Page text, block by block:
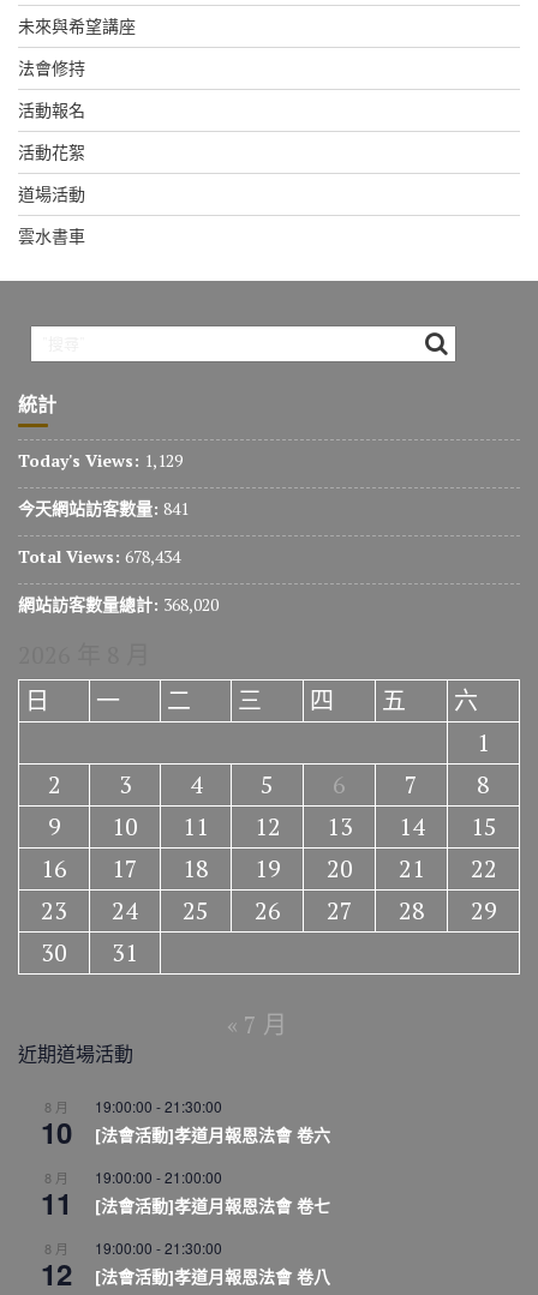
未來與希望講座
法會修持
活動報名
活動花絮
道場活動
雲水書車
統計
Today's Views: 1,129
今天網站訪客數量: 841
Total Views: 678,434
網站訪客數量總計: 368,020
日
一 二 三 四 五
六
1
2
3 4 5 6 7
8
9
10 11 12 13 14
15
16
17 18 19 20 21
22
23
24 25 26 27 28
29
30
31
« 7 月
近期道場活動
8 月
10
19:00:00 -21:30:00
[法會活動]孝道月報恩法會 卷六
8 月
11
19:00:00 -21:00:00
[法會活動]孝道月報恩法會 卷七
8 月
12
19:00:00 -21:30:00
[法會活動]孝道月報恩法會 卷八